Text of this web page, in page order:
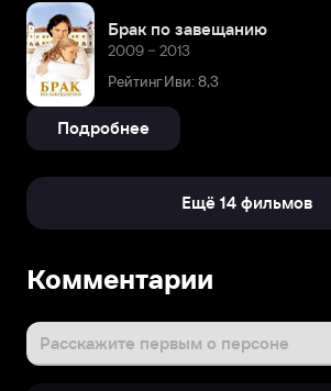
Брак по завещанию
2009 – 2013
Рейтинг Иви: 8,3
Подробнее
Ещё 14 фильмов
Нелли
родилась
1
Комментарии
Расскажите первым о персоне